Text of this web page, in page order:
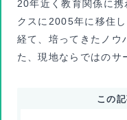
20年近く教育関係に
クスに2005年に移住
経て、 培ってきたノウ
た、現地ならではのサ
この